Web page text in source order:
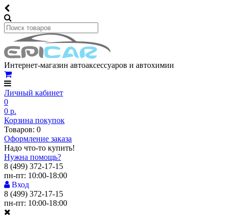
Интернет-магазин автоаксессуаров и автохимии
Личный кабинет
0
0 р.
Корзина покупок
Товаров: 0
Оформление заказа
Надо что-то купить!
Нужна помощь?
8 (499) 372-17-15
пн-пт: 10:00-18:00
Вход
8 (499) 372-17-15
пн-пт: 10:00-18:00